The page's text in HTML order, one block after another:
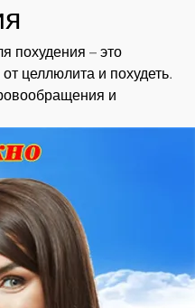
похудения – это
целлюлита и похудеть.
и